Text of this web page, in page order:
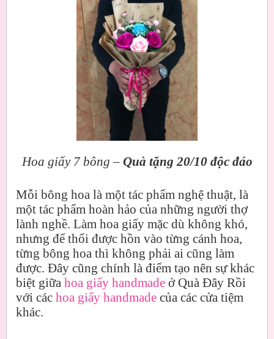
Hoa giấy 7 bông – Quà tặng 20/10 độc đáo
Mỗi bông hoa là một tác phẩm nghệ thuật, là
một tác phẩm hoàn hảo của những người thợ
lành nghề. Làm hoa giấy mặc dù không khó,
nhưng để thổi được hồn vào từng cánh hoa,
từng bông hoa thì không phải ai cũng làm
được. Đây cũng chính là điểm tạo nên sự khác
biệt giữa hoa giấy handmade ở Quà Đây Rồi
với các hoa giấy handmade của các cửa tiệm
khác.